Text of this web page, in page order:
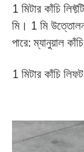
1 মিটার কাঁচি
মি। 1 মি উত্তোলন
পারে: ম্যানুয়াল
1 মিটার কাঁচি